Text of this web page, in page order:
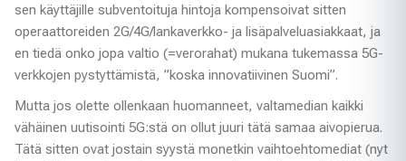
sen käyttäjille subventoituja hintoja kompensoivat sitten
operaattoreiden 2G/4G/lankaverkko- ja lisäpalveluasiakkaat, ja
en tiedä onko jopa valtio (=verorahat) mukana tukemassa 5G-
verkkojen pystyttämistä, ”koska innovatiivinen Suomi”.
Mutta jos olette ollenkaan huomanneet, valtamedian kaikki
vähäinen uutisointi 5G:stä on ollut juuri tätä samaa aivopierua.
Tätä sitten ovat jostain syystä monetkin vaihtoehtomediat (nyt